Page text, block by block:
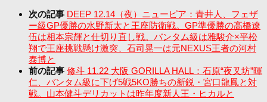
次の記事 DEEP 12.14（夜）ニューピア：青井人、フェザ
ー級GP優勝の水野新太と王座防衛戦。GP準優勝の高橋遼
伍は相本宗輝と仕切り直し戦。バンタム級は雅駿介×平松
翔で王座挑戦懸け激突、石司晃一は元NEXUS王者の河村
泰博と
前の記事 修斗 11.22 大阪 GORILLA HALL：石原“夜叉坊”暉
仁、バンタム級に下げ5戦5KO勝ちの新鋭・宮口龍鳳と対
戦。山本健斗デリカットは昨年度新人王・ヒカルと